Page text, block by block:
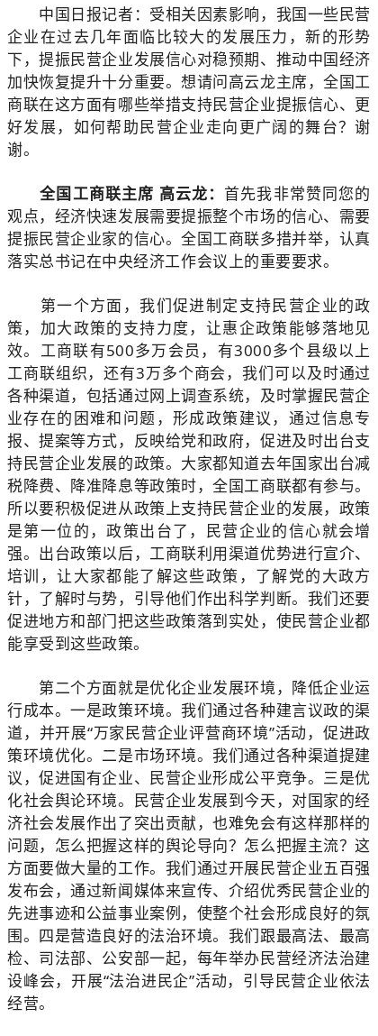
中国日报记者：受相关因素影响，我国一些民营
企业在过去几年面临比较大的发展压力，新的形势
下，提振民营企业发展信心对稳预期、推动中国经济
加快恢复提升十分重要。想请问高云龙主席，全国工
商联在这方面有哪些举措支持民营企业提振信心、更
好发展，如何帮助民营企业走向更广阔的舞台？谢
谢。
全国工商联主席 高云龙： 首先我非常赞同您的
观点，经济快速发展需要提振整个市场的信心、需要
提振民营企业家的信心。全国工商联多措并举，认真
落实总书记在中央经济工作会议上的重要要求。
第一个方面，我们促进制定支持民营企业的政
策，加大政策的支持力度，让惠企政策能够落地见
效。工商联有500多万会员，有3000多个县级以上
工商联组织，还有3万多个商会，我们可以及时通过
各种渠道，包括通过网上调查系统，及时掌握民营企
业存在的困难和问题，形成政策建议，通过信息专
报、提案等方式，反映给党和政府，促进及时出台支
持民营企业发展的政策。大家都知道去年国家出台减
税降费、降准降息等政策时，全国工商联都有参与。
所以要积极促进从政策上支持民营企业的发展，政策
是第一位的，政策出台了，民营企业的信心就会增
强。出台政策以后，工商联利用渠道优势进行宣介、
培训，让大家都能了解这些政策，了解党的大政方
针，了解时与势，引导他们作出科学判断。我们还要
促进地方和部门把这些政策落到实处，使民营企业都
能享受到这些政策。
第二个方面就是优化企业发展环境，降低企业运
行成本。一是政策环境。我们通过各种建言议政的渠
道，并开展“万家民营企业评营商环境”活动，促进政
策环境优化。二是市场环境。我们通过各种渠道提建
议，促进国有企业、民营企业形成公平竞争。三是优
化社会舆论环境。民营企业发展到今天，对国家的经
济社会发展作出了突出贡献，也难免会有这样那样的
问题，怎么把握这样的舆论导向？怎么把握主流？这
方面要做大量的工作。我们通过开展民营企业五百强
发布会，通过新闻媒体来宣传、介绍优秀民营企业的
先进事迹和公益事业案例，使整个社会形成良好的氛
围。四是营造良好的法治环境。我们跟最高法、最高
检、司法部、公安部一起，每年举办民营经济法治建
设峰会，开展“法治进民企”活动，引导民营企业依法
经营。